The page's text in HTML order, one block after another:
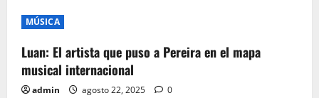
MÚSICA
Luan: El artista que puso a Pereira en el mapa
musical internacional
admin agosto 22, 2025 0